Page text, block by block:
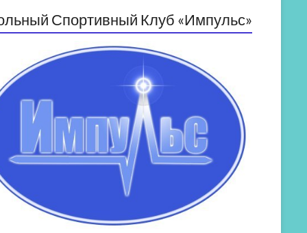
Спортивный Клуб «Импульс»